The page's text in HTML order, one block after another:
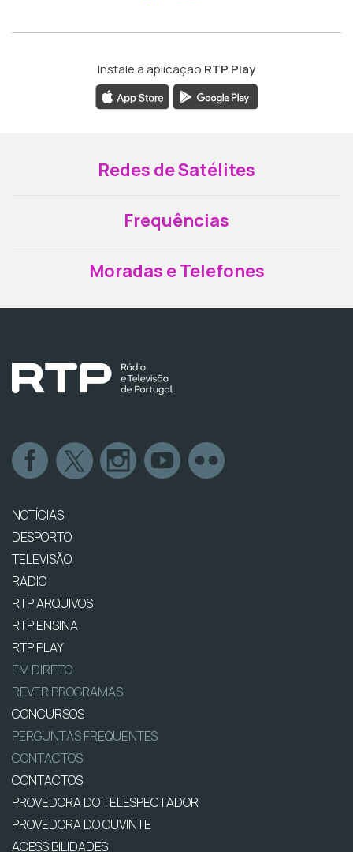
Instale a aplicação RTP Play
Redes de Satélites
Frequências
Moradas e Telefones
NOTÍCIAS
DESPORTO
TELEVISÃO
RÁDIO
RTP ARQUIVOS
RTP ENSINA
RTP PLAY
EM DIRETO
REVER PROGRAMAS
CONCURSOS
PERGUNTAS FREQUENTES
CONTACTOS
CONTACTOS
PROVEDORA DO TELESPECTADOR
PROVEDORA DO OUVINTE
ACESSIBILIDADES